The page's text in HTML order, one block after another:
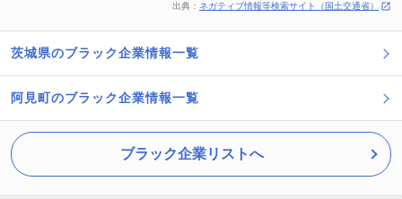
出典： ネガティブ情報等検索サイト（国土交通省）
茨城県のブラック企業情報一覧
阿見町のブラック企業情報一覧
ブラック企業リストへ